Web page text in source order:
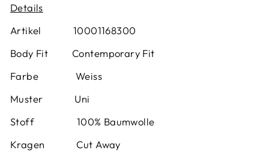
Details
Artikel 10001168300
Body Fit Contemporary Fit
Farbe
Weiss
Muster
Uni
Stoff 100% Baumwolle
Kragen Cut Away